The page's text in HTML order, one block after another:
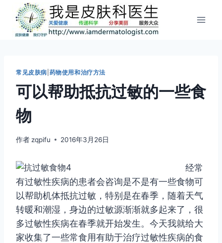
常见皮肤病 药物使用和治疗方法
可以帮助抵抗过敏的一些食
物
作者 zqpifu 2016年3月26日
经常
有过敏性疾病的患者会咨询是不是有一些食物可
以帮助机体抵抗过敏，特别是在春季，随着天气
转暖和潮湿，身边的过敏源渐渐就多起来了，很
多过敏性疾病在春季就开始发生。今天我就给大
家收集了一些常食用有助于治疗过敏性疾病的食